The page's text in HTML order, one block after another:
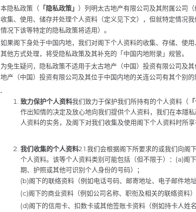
本隐私政策（ 「隐私政策」 ）列明太古地产有限公司及其附属公司（
收集、使用、储存并处理个人资料（定义见下文），但就特定情况
情况下该等特定的隐私政策将适用）。
如果阁下身处于中国内地，我们对阁下个人资料的收集、存储、使
其他方式处理，将受隐私政策及其补充的「中国内地附录」规管。
为免生疑问，隐私政策不适用于太古地产（中国）投资有限公司及
地产（中国）投资有限公司及其位于中国内地的关连公司有其个别的
致力保护个人资料我们致力于保护我们所持有的个人资料（
作出知情的决定及放心地向我们提供个人资料，我们在本隱
人资料的实务，及阁下对我们收集及使用阁下个人资料时所享
我们收集的个人资料2.1.我们会根据阁下所要求的或我们向阁
个人资料。该等个人资料类别可能包括（但不限于）：(a)阁
期、护照或其他可识别个人身份的号码）；
(b)阁下的联络资料（例如电话号码、邮寄地址、电子邮件地
(c)阁下的商业资料（例如公司名称、职衔及相关的联络资料）
(d)阁下的信用卡、扣数卡或其他签账卡资料（例如持卡人姓